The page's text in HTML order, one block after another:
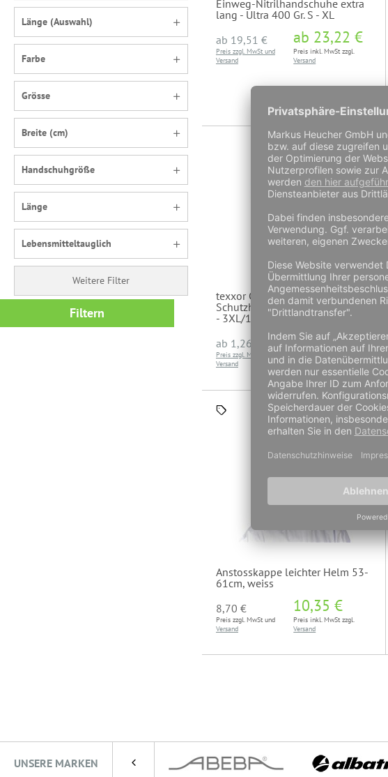
Weitere Filter
Länge (Auswahl)
Farbe
Grösse
Breite (cm)
Handschuhgröße
Länge
Lebensmitteltauglich
Filtern
Einweg-Nitrilhandschuhe extra
lang - Ultra 400 Gr. S - XL
ab 19,51 €
Preis zzgl. MwSt und
Versand
ab 23,22 €
Preis inkl. MwSt zzgl.
Versand
texxor Chemikalien-
Schutzhandschuhe 2360 Gr. S/7
- 3XL/12
ab 1,26 €
Preis zzgl. MwSt und
Versand
ab1,50 €
Preis inkl. MwSt zzgl.
Versand
Anstosskappe leichter Helm 53-
61cm, weiss
8,70 €
Preis zzgl. MwSt und
Versand
10,35 €
Preis inkl. MwSt zzgl.
Versand
UNSERE MARKEN